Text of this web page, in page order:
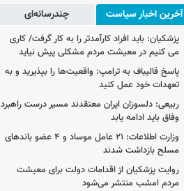
آخرین اخبار سیاست چندرسانه‌ای
پزشکیان: باید افراد کارآمدتر را به کار گرفت/ کاری
می کنیم در معیشت مردم مشکلی پیش نیاید
پاسخ قالیباف به ترامپ: واقعیت‌ها را بپذیرید و به
تعهدات خود عمل کنید
ربیعی: دلسوزان ایران معتقدند مسیر درست راهبرد
وفاق باید ادامه یابد
وزارت اطلاعات: ۲۱ عامل موساد و ۴ عضو باندهای
مسلح بازداشت شدند
روایت پزشکیان از اقدامات دولت برای معیشت
مردم امشب منتشر می‌شود